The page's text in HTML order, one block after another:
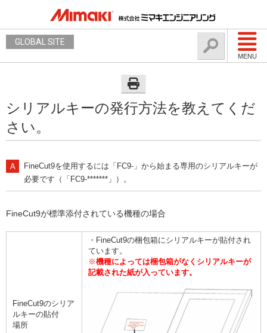
MENU
GLOBAL SITE
シリアルキーの発行方法を教えてくだ
さい。
FineCut9を使用するには「FC9-」から始まる専用のシリアルキーが
必要です（「FC9-*******」）。
FineCut9が標準添付されている機種の場合
FineCut9のシリア
ルキーの貼付
場所
・FineCut9の梱包箱にシリアルキーが貼付され
ています。
※機種によっては梱包箱がなくシリアルキーが
記載された紙が入っています。